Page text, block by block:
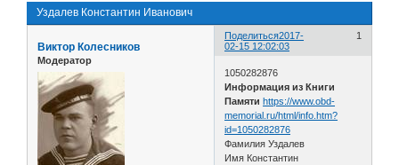
Уздалев Константин Иванович
Поделиться 1
2017-
02-15 12:02:03
Виктор Колесников
Модератор
1050282876
Информация из Книги
Памяти https://www.obd-
memorial.ru/html/info.htm?
id=1050282876
Фамилия Уздалев
Имя Константин